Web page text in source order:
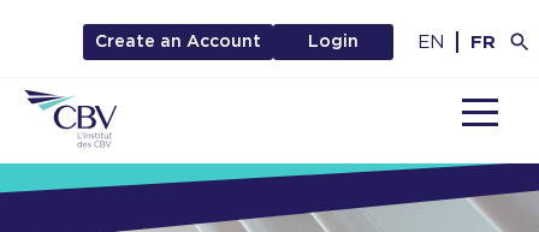
Create an Account Login EN FR